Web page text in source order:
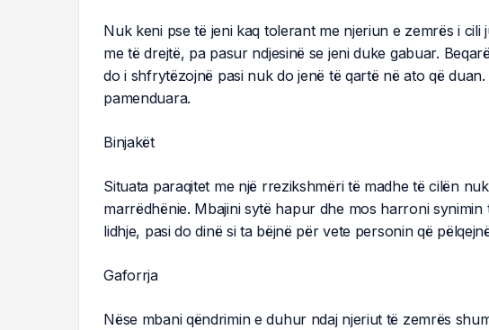
Nuk keni pse të jeni kaq tolerant me njeriun e zemrës i
me të drejtë, pa pasur ndjesinë se jeni duke gabuar.
do i shfrytëzojnë pasi nuk do jenë të qartë në ato që
pamenduara.
Binjakët
Situata paraqitet me një rrezikshmëri të madhe të cilën
marrëdhënie. Mbajini sytë hapur dhe mos harroni
lidhje, pasi do dinë si ta bëjnë për vete personin që
Gaforrja
Nëse mbani qëndrimin e duhur ndaj njeriut të zemrës